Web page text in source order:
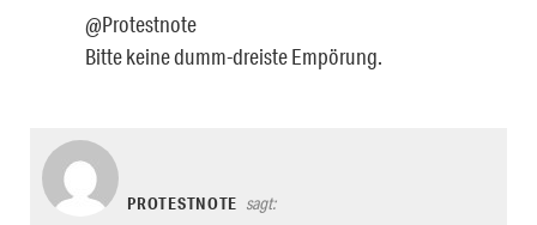
@Protestnote
Bitte keine dumm-dreiste Empörung.
PROTESTNOTE sagt: